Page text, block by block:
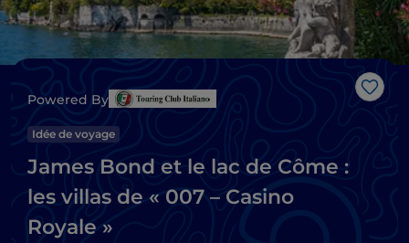
Powered By
Idée de voyage
James Bond et le lac de Côme :
les villas de « 007 – Casino
Royale »